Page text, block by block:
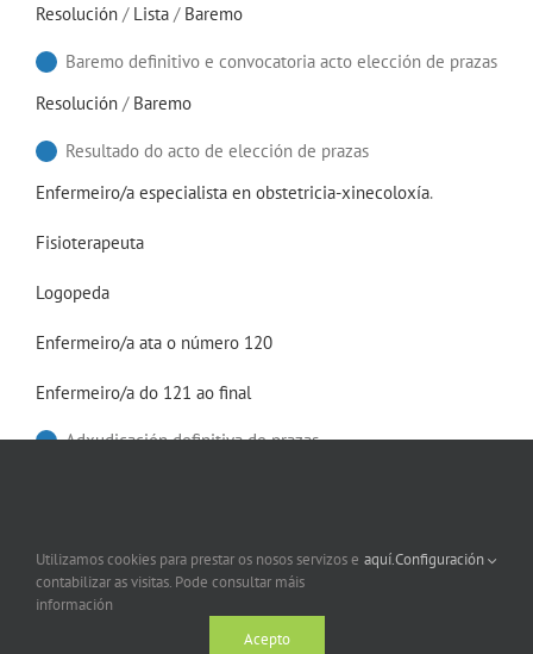
Resolución / Lista / Baremo
Baremo definitivo e convocatoria acto elección de prazas
Resolución / Baremo
Resultado do acto de elección de prazas
Enfermeiro/a especialista en obstetricia-xinecoloxía.
Fisioterapeuta
Logopeda
Enfermeiro/a ata o número 120
Enfermeiro/a do 121 ao final
Adxudicación definitiva de prazas
Provisional de admitidos/as e excluídos/as
Utilizamos cookies para prestar os nosos servizos e
contabilizar as visitas. Pode consultar máis
información
aquí.Configuración
Acepto